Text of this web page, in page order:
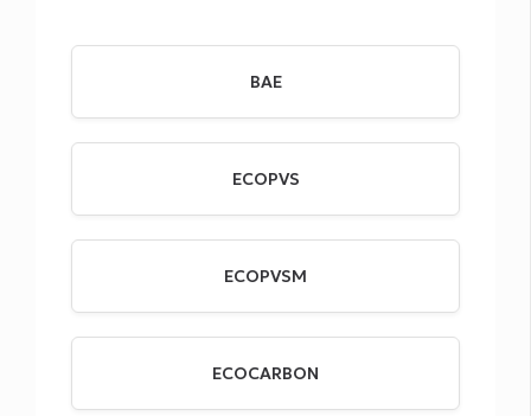
BAE
ECOPVS
ECOPVSM
ECOCARBON